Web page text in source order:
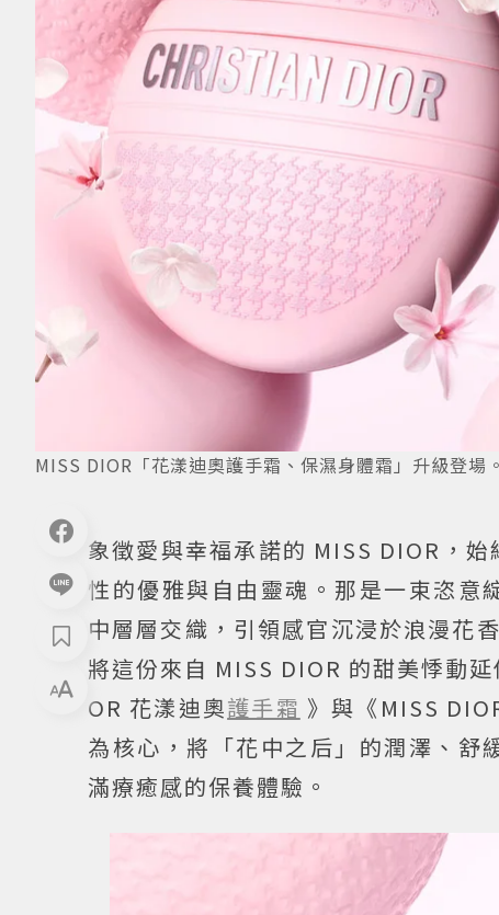
MISS DIOR「花漾迪奧護手霜、保濕身體霜」升級登場
象徵愛與幸福承諾的 MISS DIOR，
性的優雅與自由靈魂。那是一束恣意
中層層交織，引領感官沉浸於浪漫花
將這份來自 MISS DIOR 的甜美悸動
OR 花漾迪奧護手霜 》與《MISS
為核心，將「花中之后」的潤澤、舒
滿療癒感的保養體驗。